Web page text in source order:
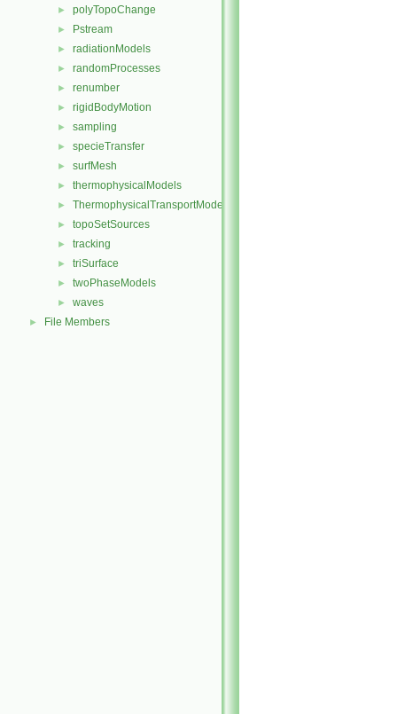
► polyTopoChange
► Pstream
► radiationModels
► randomProcesses
► renumber
► rigidBodyMotion
► sampling
► specieTransfer
► surfMesh
► thermophysicalModels
► ThermophysicalTransportModels
► topoSetSources
► tracking
► triSurface
► twoPhaseModels
► waves
► File Members